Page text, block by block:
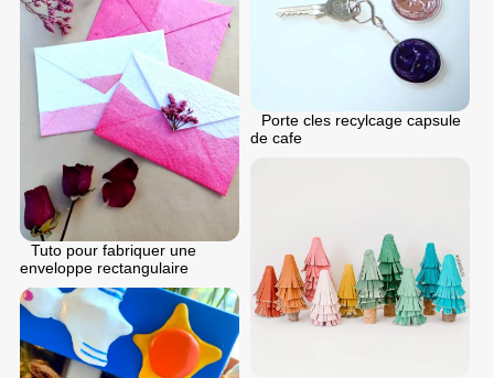
Porte cles recylcage capsule
de cafe
Tuto pour fabriquer une
enveloppe rectangulaire